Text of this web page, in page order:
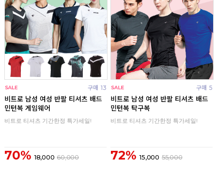
구매 13
비트로 남성 여성 반팔 티셔츠 배드
민턴복 게임웨어
비트로 티셔츠 기간한정 특가세일!
70% 18,000 60,000
구매 5
비트로 남성 여성 반팔 티셔츠 배드
민턴복 탁구복
비트로 티셔츠 기간한정 특가세일!
72% 15,000 55,000